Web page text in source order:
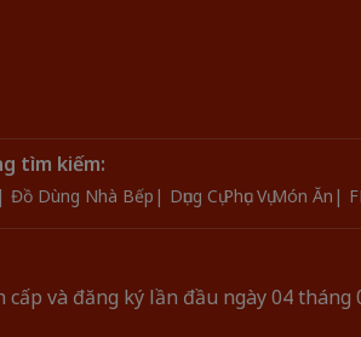
tìm kiếm:
Đồ Dùng Nhà Bếp Dụng Cụ Phục Vụ Món Ăn
và đăng ký lần đầu ngày 04 tháng